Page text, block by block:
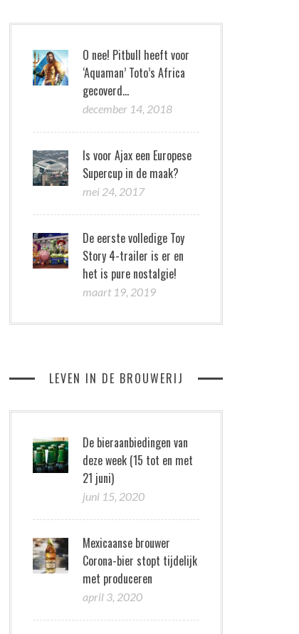
O nee! Pitbull heeft voor
‘Aquaman’ Toto’s Africa
gecoverd…
december 14, 2018
Is voor Ajax een Europese
Supercup in de maak?
mei 24, 2017
De eerste volledige Toy
Story 4-trailer is er en
het is pure nostalgie!
maart 19, 2019
LEVEN IN DE BROUWERIJ
De bieraanbiedingen van
deze week (15 tot en met
21 juni)
juni 15, 2020
Mexicaanse brouwer
Corona-bier stopt tijdelijk
met produceren
april 3, 2020